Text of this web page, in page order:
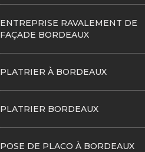
ENTREPRISE RAVALEMENT DE
FAÇADE BORDEAUX
PLATRIER À BORDEAUX
PLATRIER BORDEAUX
POSE DE PLACO À BORDEAUX